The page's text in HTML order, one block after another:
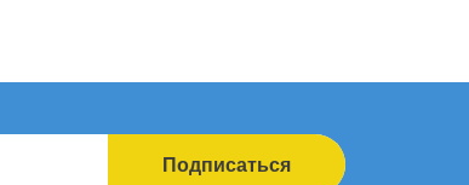
Подписаться